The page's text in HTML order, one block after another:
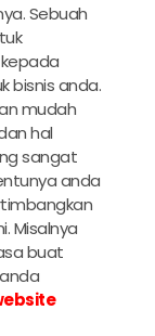
Sebuah
bisnis anda.
mudah
hal
sangat
anda
Misalnya
buat